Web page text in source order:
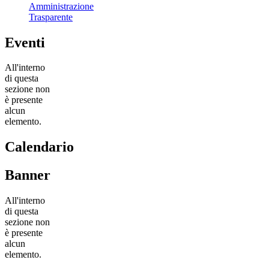
Amministrazione
Trasparente
Eventi
All'interno
di questa
sezione non
è presente
alcun
elemento.
Calendario
Banner
All'interno
di questa
sezione non
è presente
alcun
elemento.